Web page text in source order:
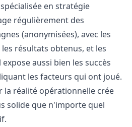
en stratégie
régulièrement des
(anonymisées), avec les
résultats obtenus, et les
aussi bien les succès
les facteurs qui ont joué.
la réalité opérationnelle crée
solide que n'importe quel